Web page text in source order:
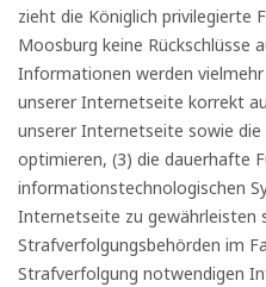
zieht die Königlich privilegierte
Moosburg keine Rückschlüsse
Informationen werden
unserer Internetseite korrekt
unserer Internetseite sowie die
optimieren, (3) die dauerhafte
informationstechnologischen
Internetseite zu gewährleisten
Strafverfolgungsbehörden im
Strafverfolgung notwendigen